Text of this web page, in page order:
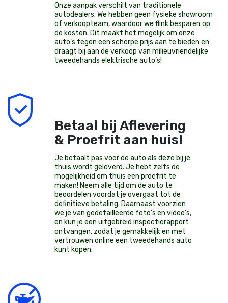
Onze aanpak verschilt van traditionele
autodealers. We hebben geen fysieke showroom
of verkoopteam, waardoor we flink besparen op
de kosten. Dit maakt het mogelijk om onze
auto’s tegen een scherpe prijs aan te bieden en
draagt bij aan de verkoop van milieuvriendelijke
tweedehands elektrische auto’s!
Betaal bij Aflevering
& Proefrit aan huis!
Je betaalt pas voor de auto als deze bij je
thuis wordt geleverd. Je hebt zelfs de
mogelijkheid om thuis een proefrit te
maken! Neem alle tijd om de auto te
beoordelen voordat je overgaat tot de
definitieve betaling. Daarnaast voorzien
we je van gedetailleerde foto’s en video’s,
en kun je een uitgebreid inspectierapport
ontvangen, zodat je gemakkelijk en met
vertrouwen online een tweedehands auto
kunt kopen.